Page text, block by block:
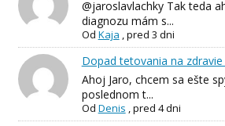
@jaroslavlachky Tak teda
diagnozu mám s...
Od Kaja ,pred 3 dni
Dopad tetovania na
Ahoj Jaro, chcem sa ešte
poslednom t...
Od Denis ,pred 4 dni